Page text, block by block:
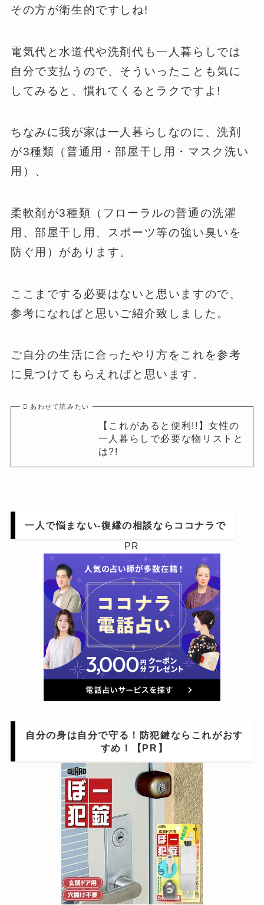
その方が衛生的ですしね!
電気代と水道代や洗剤代も一人暮らしでは
自分で支払うので、そういったことも気に
してみると、慣れてくるとラクですよ!
ちなみに我が家は一人暮らしなのに、洗剤
が3種類（普通用・部屋干し用・マスク洗い
用）、
柔軟剤が3種類（フローラルの普通の洗濯
用、部屋干し用、スポーツ等の強い臭いを
防ぐ用）があります。
ここまでする必要はないと思いますので、
参考になればと思いご紹介致しました。
ご自分の生活に合ったやり方をこれを参考
に見つけてもらえればと思います。
あわせて読みたい
【これがあると便利!!】女性の
一人暮らしで必要な物リストと
は?!
一人で悩まない-復縁の相談ならココナラで
PR
自分の身は自分で守る！防犯鍵ならこれがおす
すめ！【PR】